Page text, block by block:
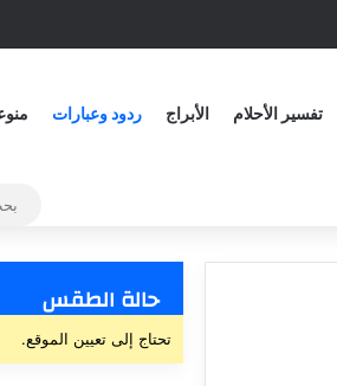
تفسير الأحلام الأبراج ردود وعبارات
حالة الطقس
تحتاج إلى تعيين الموقع.